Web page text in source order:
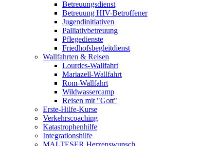
Betreuungsdienst
Betreuung HIV-Betroffener
Jugendinitiativen
Palliativbetreuung
Pflegedienste
Friedhofsbegleitdienst
Wallfahrten & Reisen
Lourdes-Wallfahrt
Mariazell-Wallfahrt
Rom-Wallfahrt
Wildwassercamp
Reisen mit "Gott"
Erste-Hilfe-Kurse
Verkehrscoaching
Katastrophenhilfe
Integrationshilfe
MALTESER Herzenswunsch